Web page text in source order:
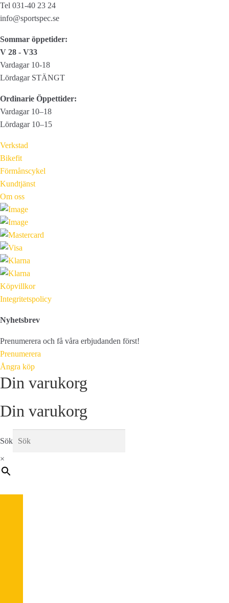
Tel 031-40 23 24
info@sportspec.se
Sommar öppetider:
V 28 - V33
Vardagar 10-18
Lördagar STÄNGT
Ordinarie Öppettider:
Vardagar 10–18
Lördagar 10–15
Verkstad
Bikefit
Förmånscykel
Kundtjänst
Om oss
Köpvillkor
Integritetspolicy
Nyhetsbrev
Prenumerera och få våra erbjudanden först!
Prenumerera
Ångra köp
Din varukorg
Din varukorg
Sök
×